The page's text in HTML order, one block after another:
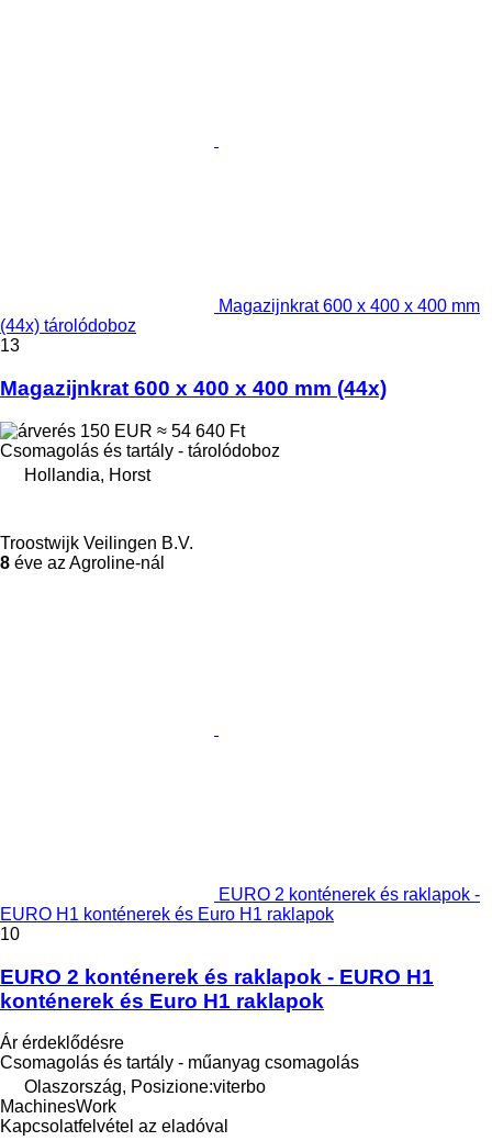
Magazijnkrat 600 x 400 x 400 mm
(44x) tárolódoboz
13
Magazijnkrat 600 x 400 x 400 mm (44x)
150 EUR ≈ 54 640 Ft
Csomagolás és tartály - tárolódoboz
Hollandia, Horst
Troostwijk Veilingen B.V.
8 éve az Agroline-nál
EURO 2 konténerek és raklapok -
EURO H1 konténerek és Euro H1 raklapok
10
EURO 2 konténerek és raklapok - EURO H1
konténerek és Euro H1 raklapok
Ár érdeklődésre
Csomagolás és tartály - műanyag csomagolás
Olaszország, Posizione:viterbo
MachinesWork
Kapcsolatfelvétel az eladóval